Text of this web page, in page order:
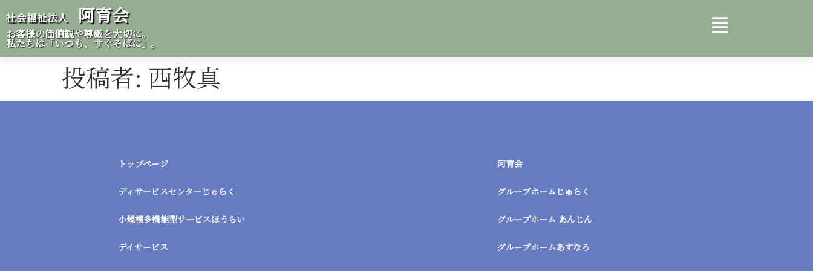
社会福祉法人 阿育会
お客様の価値観や尊厳を大切に。
私たちは「いつも、すぐそばに」。
投稿者: 西牧真
トップページ
ディサービスセンターじゅらく
小規模多機能型サービスほうらい
デイサービス
阿育会
グループホームじゅらく
グループホーム あんじん
グループホームあすなろ